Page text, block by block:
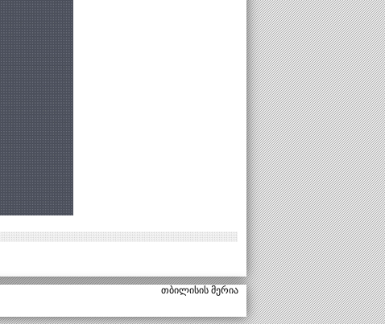
თბილისის მერია